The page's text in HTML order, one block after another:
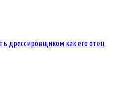
дрессировщиком как его отец